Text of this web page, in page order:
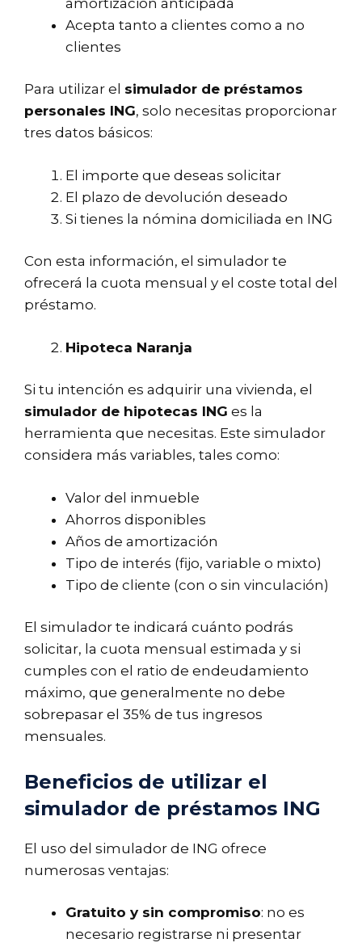
Acepta tanto a clientes como a no
clientes
Para utilizar el simulador de préstamos
personales ING, solo necesitas proporcionar
tres datos básicos:
El importe que deseas solicitar
El plazo de devolución deseado
Si tienes la nómina domiciliada en ING
Con esta información, el simulador te
ofrecerá la cuota mensual y el coste total del
préstamo.
Hipoteca Naranja
Si tu intención es adquirir una vivienda, el
simulador de hipotecas ING es la
herramienta que necesitas. Este simulador
considera más variables, tales como:
Valor del inmueble
Ahorros disponibles
Años de amortización
Tipo de interés (fijo, variable o mixto)
Tipo de cliente (con o sin vinculación)
El simulador te indicará cuánto podrás
solicitar, la cuota mensual estimada y si
cumples con el ratio de endeudamiento
máximo, que generalmente no debe
sobrepasar el 35% de tus ingresos
mensuales.
Beneficios de utilizar el
simulador de préstamos ING
El uso del simulador de ING ofrece
numerosas ventajas:
Gratuito y sin compromiso: no es
necesario registrarse ni presentar